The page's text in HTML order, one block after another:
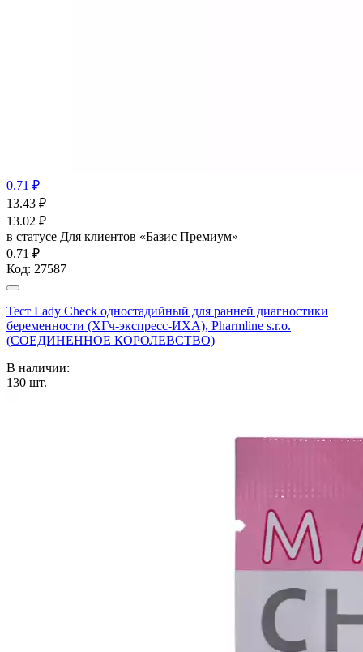
0.71 ₽
13.43 ₽
13.02 ₽
в статусе Для клиентов «Базис Премиум»
0.71 ₽
Код: 27587
Тест Lady Check одностадийный для ранней диагностики
беременности (ХГч-экспресс-ИХА), Pharmline s.r.o.
(СОЕДИНЕННОЕ КОРОЛЕВСТВО)
В наличии:
130 шт.